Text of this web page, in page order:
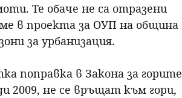
Те обаче не са отразени
в проекта за ОУП на община
за урбанизация.
поправка в Закона за горите
2009, не се връщат към гори,